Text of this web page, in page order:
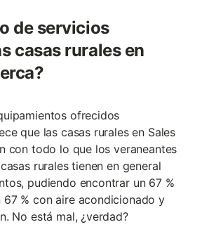
de servicios
casas rurales en
ofrecidos
que las casas rurales en Sales
con todo lo que los veraneantes
rurales tienen en general
pudiendo encontrar un 67 %
% con aire acondicionado y
No está mal, ¿verdad?